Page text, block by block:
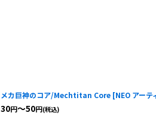
メカ巨神のコア/Mechtitan Core [NEO アー
30円～50円(税込)